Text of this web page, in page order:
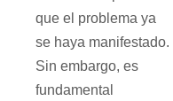
que el problema ya
se haya manifestado.
Sin embargo, es
fundamental